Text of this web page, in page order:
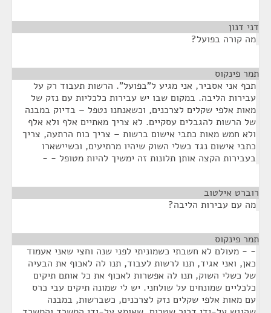
דני דנון
מה קורה בפועל?
תמר פינקוס
תכף אני אסביר, אני מגיע ל"בפועל". הרשות תעבוד רק על
עבירות הליבה. במקום שבו יש עבירות כלכליות עם נזק של
מאות אלפי שקלים לצרכנים, וכשאנחנו נטפל – בדיוק במבנה
של הרשות להגבלים עסקיים. לא צריך מאתיים אלף ולא אלף
ולא חמש מאות כתבי אישום ברשות – צריך כוח הרתעה, צריך
כתבי אישום נגד כשלי השוק שיהיו מרתיעים, וכשיישארו
בעבירות הקצה אותן תלונות זה ימשיך להיות מטופל - -
רוברט אילטוב
מה עם עבירות הליבה?
תמר פינקוס
- - מעולם לא חשבתי כשמוניתי לפני שנה וחצי שאני אעמוד
כאן, ואני אגיד, תנו לרשות לעבוד, תנו לה לאכוף את הבעיה
של כשלי השוק, תנו לה אפשרות לאכוף את כל אותם תיקים
כלכליים שמונחים על שולחני. יש לי שמונה תיקים עבי כרס
עם מאות אלפי שקלים נזק לצרכנים, כשברשות, במבנה